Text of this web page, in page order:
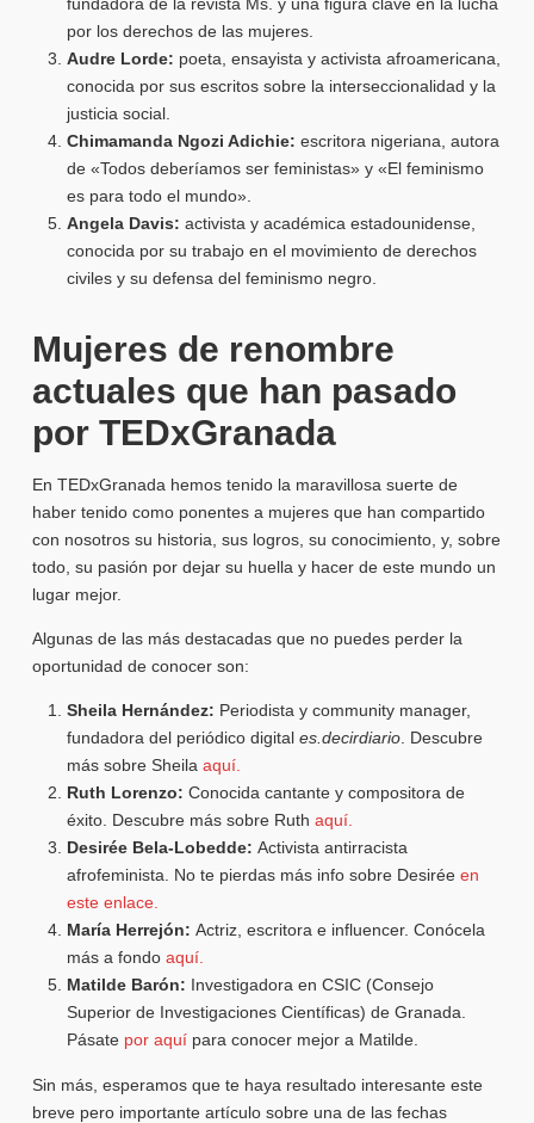
por los derechos de las mujeres.
Audre Lorde: poeta, ensayista y activista afroamericana,
conocida por sus escritos sobre la interseccionalidad y la
justicia social.
Chimamanda Ngozi Adichie: escritora nigeriana, autora
de «Todos deberíamos ser feministas» y «El feminismo
es para todo el mundo».
Angela Davis: activista y académica estadounidense,
conocida por su trabajo en el movimiento de derechos
civiles y su defensa del feminismo negro.
Mujeres de renombre
actuales que han pasado
por TEDxGranada
En TEDxGranada hemos tenido la maravillosa suerte de
haber tenido como ponentes a mujeres que han compartido
con nosotros su historia, sus logros, su conocimiento, y, sobre
todo, su pasión por dejar su huella y hacer de este mundo un
lugar mejor.
Algunas de las más destacadas que no puedes perder la
oportunidad de conocer son:
Sheila Hernández: Periodista y community manager,
fundadora del periódico digital es.decirdiario. Descubre
más sobre Sheila aquí.
Ruth Lorenzo: Conocida cantante y compositora de
éxito. Descubre más sobre Ruth aquí.
Desirée Bela-Lobedde: Activista antirracista
afrofeminista. No te pierdas más info sobre Desirée en
este enlace.
María Herrejón: Actriz, escritora e influencer. Conócela
más a fondo aquí.
Matilde Barón: Investigadora en CSIC (Consejo
Superior de Investigaciones Científicas) de Granada.
Pásate por aquípara conocer mejor a Matilde.
Sin más, esperamos que te haya resultado interesante este
breve pero importante artículo sobre una de las fechas